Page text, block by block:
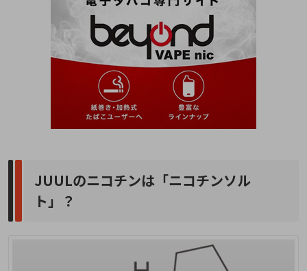
JUULのニコチンは「ニコチンソル
ト」？